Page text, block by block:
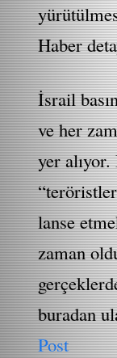
Haber
İsrail
ve her
yer
lanse
zaman
buradan
Post